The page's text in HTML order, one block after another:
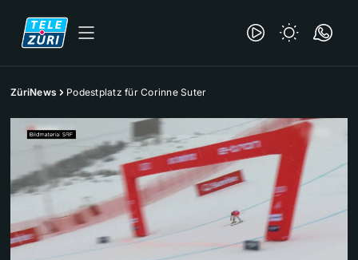
ZüriNews Podestplatz für Corinne Suter